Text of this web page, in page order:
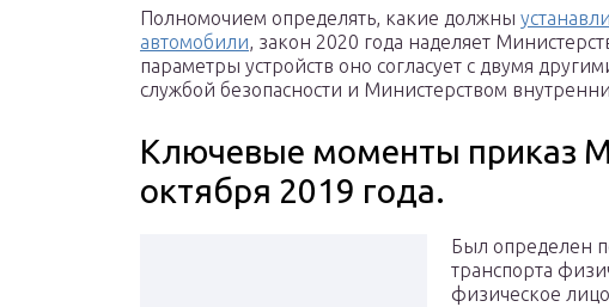
Полномочием определять, какие должны
автомобили, закон 2020 года наделяет
параметры устройств оно согласует с двумя
службой безопасности и Министерством
Ключевые моменты приказ
октября 2019 года.
Был определен
транспорта
физическое